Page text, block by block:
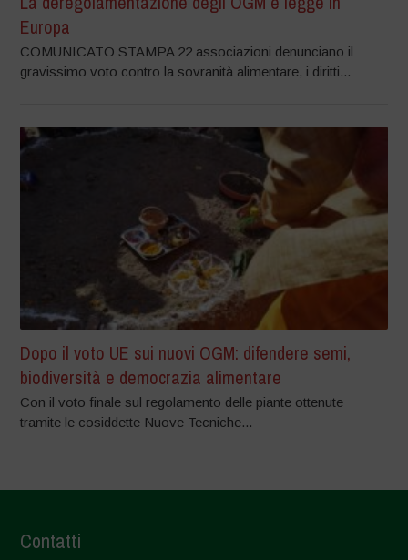
Europa
COMUNICATO STAMPA 22 associazioni denunciano il
gravissimo voto contro la sovranità alimentare, i diritti...
Dopo il voto UE sui nuovi OGM: difendere semi,
biodiversità e democrazia alimentare
Con il voto finale sul regolamento delle piante ottenute
tramite le cosiddette Nuove Tecniche...
Contatti